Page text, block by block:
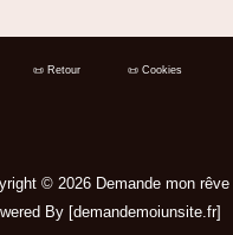
📜 Retour 📜 Cookies
© 2026 Demande mon rêve
By [demandemoiunsite.fr]